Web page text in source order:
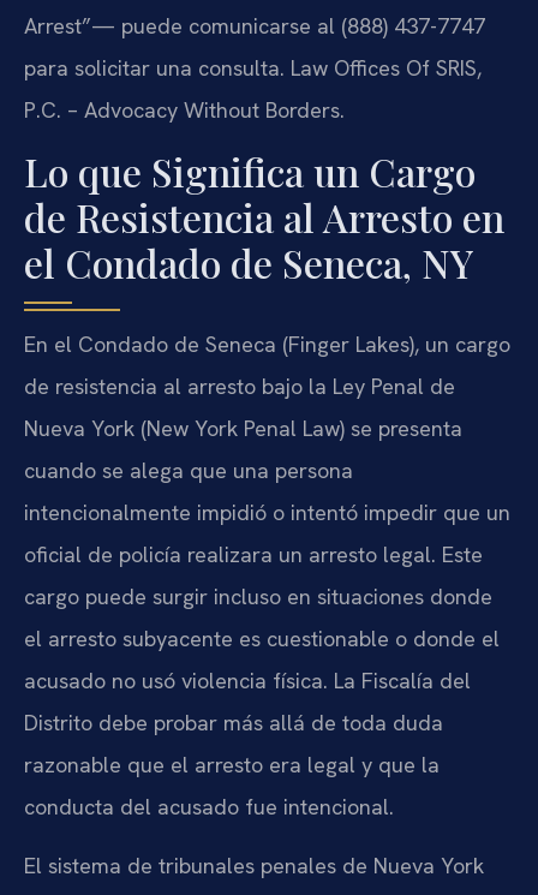
Arrest”— puede comunicarse al (888) 437-7747
para solicitar una consulta. Law Offices Of SRIS,
P.C. – Advocacy Without Borders.
Lo que Significa un Cargo
de Resistencia al Arresto en
el Condado de Seneca, NY
En el Condado de Seneca (Finger Lakes), un cargo
de resistencia al arresto bajo la Ley Penal de
Nueva York (New York Penal Law) se presenta
cuando se alega que una persona
intencionalmente impidió o intentó impedir que un
oficial de policía realizara un arresto legal. Este
cargo puede surgir incluso en situaciones donde
el arresto subyacente es cuestionable o donde el
acusado no usó violencia física. La Fiscalía del
Distrito debe probar más allá de toda duda
razonable que el arresto era legal y que la
conducta del acusado fue intencional.
El sistema de tribunales penales de Nueva York